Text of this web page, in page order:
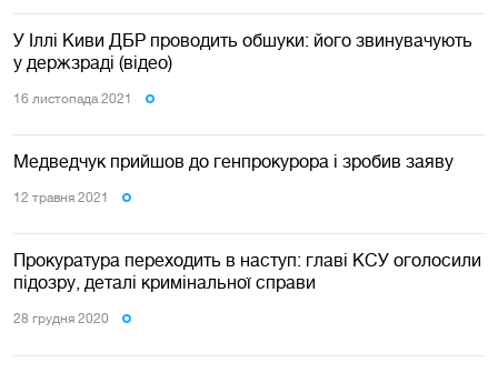
У Іллі Киви ДБР проводить обшуки: його звинувачують
у держзраді (відео)
16 листопада 2021
Медведчук прийшов до генпрокурора і зробив заяву
12 травня 2021
Прокуратура переходить в наступ: главі КСУ оголосили
підозру, деталі кримінальної справи
28 грудня 2020